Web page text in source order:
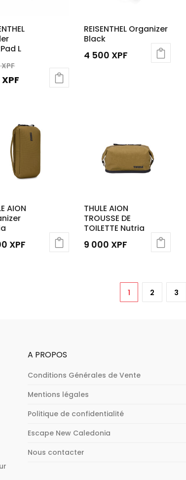
L
XPF
prix
1
200 XPF.
XPF
est :
840 XPF.
REISENTHEL Organizer
Black
4 500 XPF
AION
XPF
THULE AION
TROUSSE DE
TOILETTE Nutria
9 000 XPF
1 2 3
A PROPOS
Conditions Générales de Vente
Mentions légales
Politique de confidentialité
Escape New Caledonia
Nous contacter